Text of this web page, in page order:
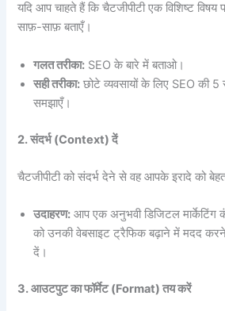
यदि आप चाहते हैं कि चैटजीपीटी एक विशिष्ट विषय
साफ़-साफ़ बताएँ।
गलततरीका: SEO के बारे में बताओ।
सहीतरीका: छोटे व्यवसायों के लिए SEO की 5
समझाएँ।
2.संदर्भ (Context)दें
चैटजीपीटी को संदर्भ देने से वह आपके इरादे को
उदाहरण: आप एक अनुभवी डिजिटल मार्केटिंग
को उनकी वेबसाइट ट्रैफिक बढ़ाने में मदद करने
दें।
3.आउटपुटकाफॉर्मेट (Format)तयकरें